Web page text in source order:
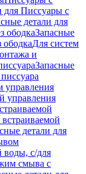
для Писсуары с
детали для
ободкаЗапасные
Для систем
и
Запасные
управления
управления
детали для
воды, с/для
смыва с